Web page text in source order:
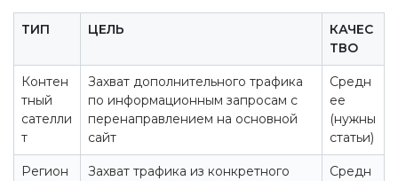
ТИП ЦЕЛЬ
КАЧЕС
ТВО
Контен
тный
сателли
т
Захват дополнительного трафика
по информационным запросам с
перенаправлением на основной
сайт
Средн
ее
(нужны
статьи)
Регион
Захват трафика из конкретного
Средн